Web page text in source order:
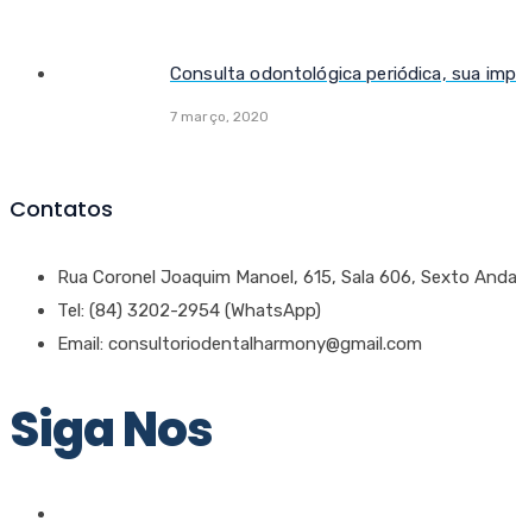
Consulta odontológica periódica, sua
7 março, 2020
Contatos
Rua Coronel Joaquim Manoel, 615, Sala 606, Sexto
Tel: (84) 3202-2954 (WhatsApp)
Email: consultoriodentalharmony@gmail.com
Siga Nos